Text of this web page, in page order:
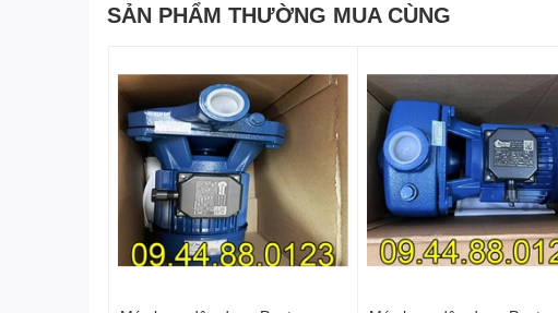
SẢN PHẨM THƯỜNG MUA CÙNG